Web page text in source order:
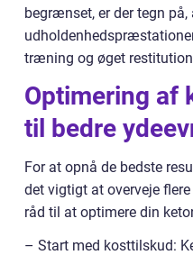
begrænset, er der tegn
træning og øget
Optimering af
til bedre
For at opnå de bedste
det vigtigt at overveje
råd til at optimere din
– Start med kosttilskud: